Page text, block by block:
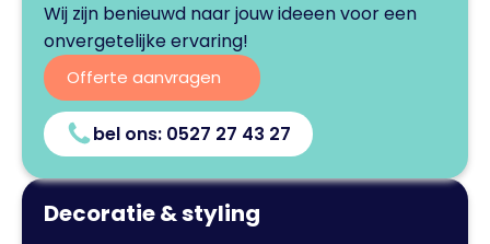
Decoratie & styling
Wij zijn benieuwd naar jouw ideeen voor een
onvergetelijke ervaring!
Offerte aanvragen
bel ons: 0527 27 43 27